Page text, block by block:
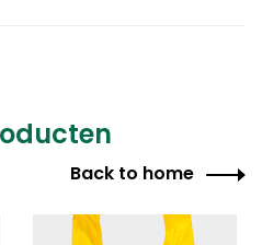
Back to home